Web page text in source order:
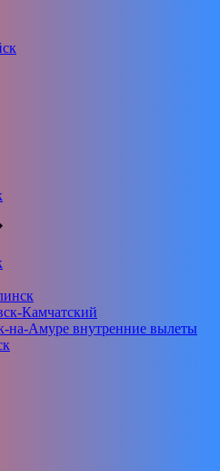
Камчатский
на-Амуре внутренние вылеты